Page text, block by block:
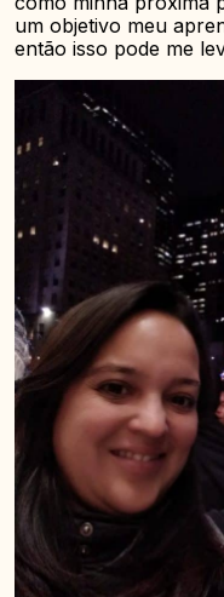
um objetivo meu
então isso pode me